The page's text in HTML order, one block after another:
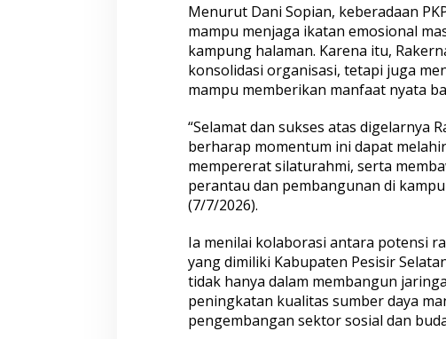
c
e
a
t
P
m
a
n
g
u
n
a
n
P
e
s
i
s
Menurut Dani Sopian, keberadaan
mampu menjaga ikatan emosional
kampung halaman. Karena itu,
konsolidasi organisasi, tetapi juga
mampu memberikan manfaat nyata
“Selamat dan sukses atas digelarnya
berharap momentum ini dapat
mempererat silaturahmi, serta
perantau dan pembangunan di
(7/7/2026).
Ia menilai kolaborasi antara potensi
yang dimiliki Kabupaten Pesisir
tidak hanya dalam membangun
peningkatan kualitas sumber daya
pengembangan sektor sosial dan